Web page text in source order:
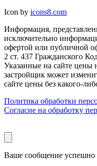
Icon by icons8.com
Информация,
исключительно
офертой или публичной
2 ст. 437 Гражданского
Указанные на сайте цены
застройщик может
сайте цены без какого-
Политика обработки
Согласие на обработку
Ваше сообщение успешно